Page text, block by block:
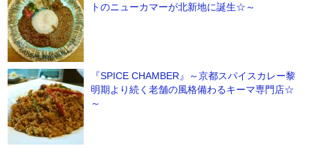
トのニューカマーが北新地に誕生☆～
『SPICE CHAMBER』～京都スパイスカレー黎
明期より続く老舗の風格備わるキーマ専門店☆
～